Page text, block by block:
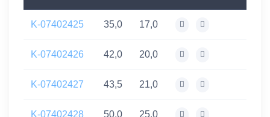
K-07402425 35,0 17,0
K-07402426 42,0 20,0
K-07402427 43,5 21,0
K-07402428 50,0 25,0